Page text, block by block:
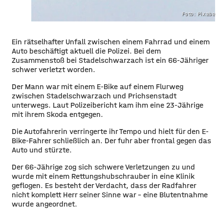
Foto:
Ein rätselhafter Unfall zwischen einem Fahrrad und einem
Auto beschäftigt aktuell die Polizei. Bei dem
Zusammenstoß bei Stadelschwarzach ist ein 66-Jähriger
schwer verletzt worden.
Der Mann war mit einem E-Bike auf einem Flurweg
zwischen Stadelschwarzach und Prichsenstadt
unterwegs. Laut Polizeibericht kam ihm eine 23-Jährige
mit ihrem Skoda entgegen.
Die Autofahrerin verringerte ihr Tempo und hielt für den E-
Bike-Fahrer schließlich an. Der fuhr aber frontal gegen das
Auto und stürzte.
Der 66-Jährige zog sich schwere Verletzungen zu und
wurde mit einem Rettungshubschrauber in eine Klinik
geflogen. Es besteht der Verdacht, dass der Radfahrer
nicht komplett Herr seiner Sinne war – eine Blutentnahme
wurde angeordnet.